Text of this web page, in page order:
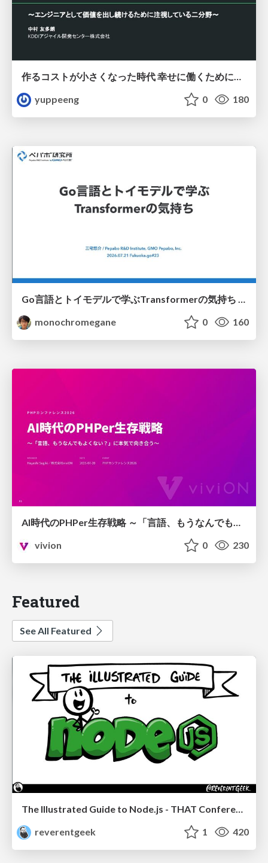
作るコストが小さくなった時代 幸せに働くために改めて考えたいこと 〜エンジニアとして価値を出し続けるために注視している二分野〜
yuppeeng
0 180
Go言語とトイモデルで学ぶTransformerの気持ち / fukuokago23-transformer
monochromegane
0 160
vivion
0 230
Featured
See All Featured
The Illustrated Guide to Node.js - THAT Conference 2024
reverentgeek
1 420